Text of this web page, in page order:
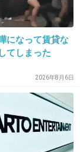
は男も女に選
-1
になって賃貸な
てしまった
2026年8月6日